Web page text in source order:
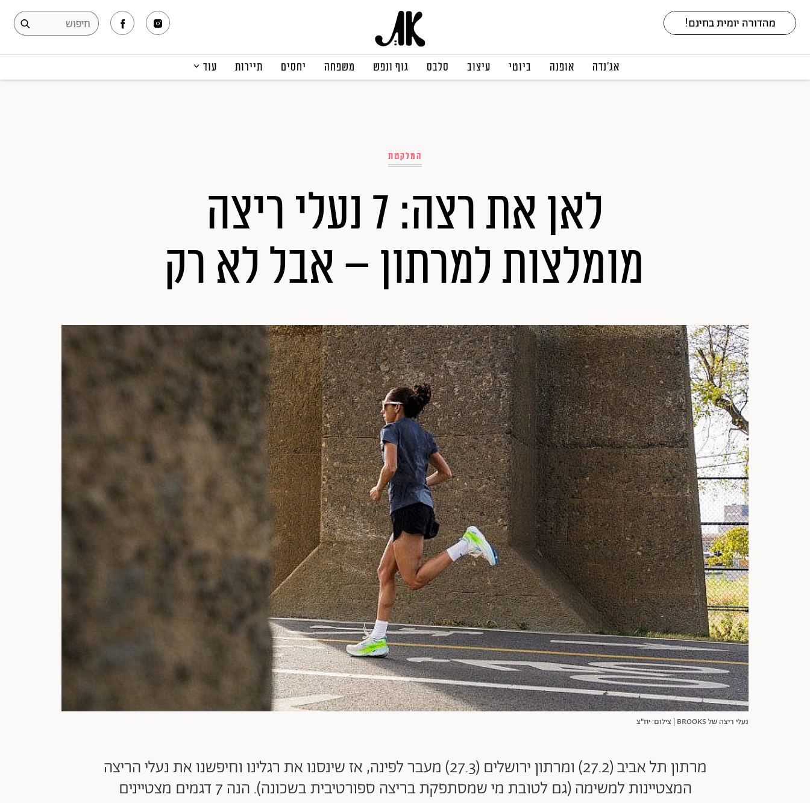
אג׳נדה אופנה ביוטי עיצוב סלבס גוף ונפש משפחה יחסים תיירות עוד
המלקטת
לאן את רצה: 7 נעלי ריצה
מומלצות למרתון – אבל לא רק
נעלי ריצה של BROOKS | צילום: יח"צ
מרתון תל אביב (27.2) ומרתון ירושלים (27.3) מעבר לפינה, אז שינסנו את רגלינו וחיפשנו את נעלי הריצה
המצטיינות למשימה (גם לטובת מי שמסתפקת בריצה ספורטיבית בשכונה). הנה 7 דגמים מצטיינים